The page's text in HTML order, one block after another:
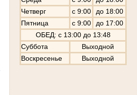
Четверг
с 9:00
до 18:00
Пятница
с 9:00
до 17:00
ОБЕД: с 13:00 до 13:48
Суббота
Выходной
Воскресенье
Выходной